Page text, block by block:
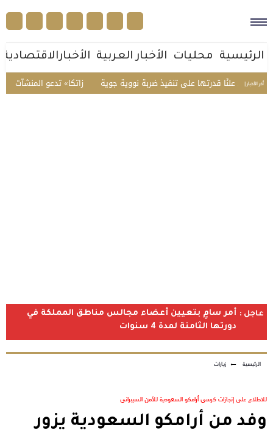
الرئيسية محليات الأخبار العربية الأخبارالاقتصادية
أخر الأخبار | «زاتكا» تدعو المنشآت لتقديم نماذج قدرتها على تنفيذ ضربة نووية جوية
عاجل : أمر سامٍ بتعيين أعضاء مجالس مناطق المملكة في
دورتها الثامنة لمدة 4 سنوات
الرئيسية ← زيارات
للاطلاع على إنجازات كرسي أرامكو السعودية للأمن السيبراني
وفد من أرامكو السعودية يزور